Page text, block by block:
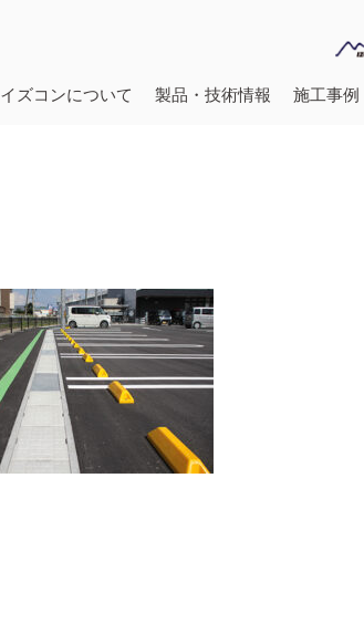
イズコンについて 製品・技術情報 施工事例